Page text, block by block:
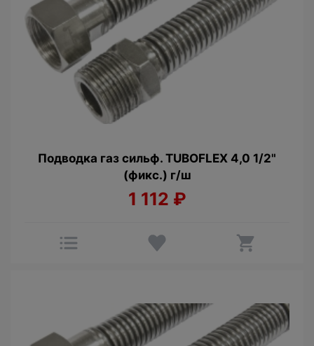
Подводка газ сильф. TUBOFLEX 4,0 1/2"
(фикс.) г/ш
1 112 ₽